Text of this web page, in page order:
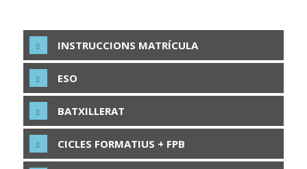
INSTRUCCIONS MATRÍCULA
ESO
BATXILLERAT
CICLES FORMATIUS + FPB